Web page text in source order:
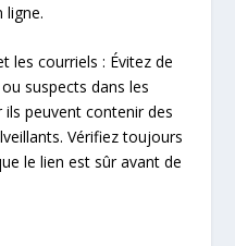
ligne.
les courriels : Évitez de
suspects dans les
peuvent contenir des
Vérifiez toujours
le lien est sûr avant de